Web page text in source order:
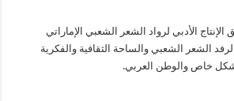
الأدبي لرواد الشعر الشعبي الإماراتي
الشعر الشعبي والساحة الثقافية والفكرية
بشكل خاص والوطن العربي.